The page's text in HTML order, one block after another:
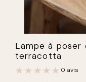
Lampe à
terracotta
0 avis